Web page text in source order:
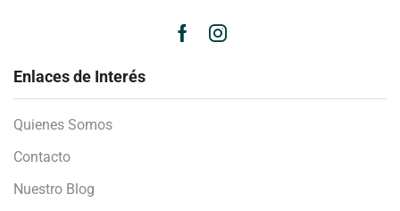
Enlaces de Interés
Quienes Somos
Contacto
Nuestro Blog